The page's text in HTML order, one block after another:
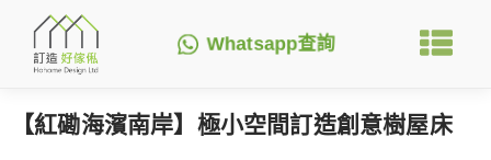
Whatsapp查詢
【紅磡海濱南岸】極小空間訂造創意樹屋床